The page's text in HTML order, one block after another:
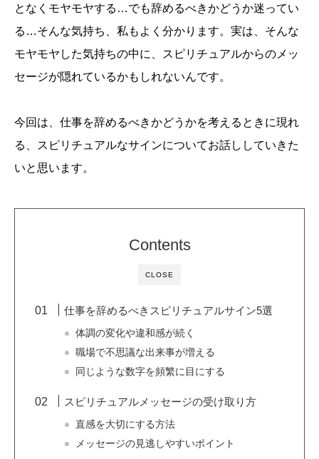
となくモヤモヤする…でも辞めるべきかどうか迷ってい
る…そんな気持ち、私もよく分かります。実は、そんな
モヤモヤした気持ちの中に、スピリチュアルからのメッ
セージが隠れているかもしれないんです。
今回は、仕事を辞めるべきかどうかを考えるときに現れ
る、スピリチュアルなサインについてお話ししていきた
いと思います。
CLOSE
Contents
仕事を辞めるべきスピリチュアルサイン5選
体調の変化や違和感が続く
職場で不思議な出来事が増える
同じような数字を頻繁に目にする
スピリチュアルメッセージの受け取り方
直感を大切にする方法
メッセージの見逃しやすいポイント